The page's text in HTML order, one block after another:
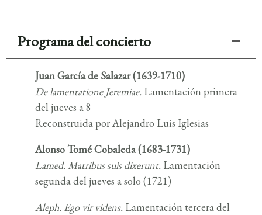
Programa del concierto
Juan García de Salazar (1639-1710)
De lamentatione Jeremiae. Lamentación primera
del jueves a 8
Reconstruida por Alejandro Luis Iglesias
Alonso Tomé Cobaleda (1683-1731)
Lamed. Matribus suis dixerunt. Lamentación
segunda del jueves a solo (1721)
Aleph. Ego vir videns. Lamentación tercera del